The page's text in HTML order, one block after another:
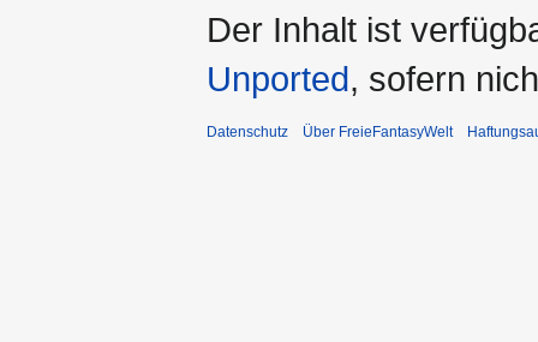
Der Inhalt ist
Unported, sofern
Datenschutz Über FreieFantasyWelt